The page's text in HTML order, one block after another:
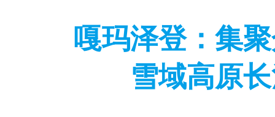
嘎玛泽登：集
雪域高原